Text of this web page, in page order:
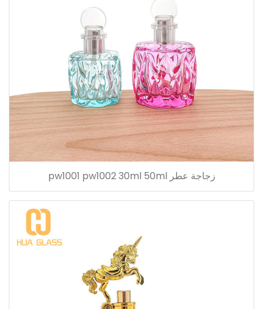
زجاجة عطر pw1001 pw1002 30ml 50ml